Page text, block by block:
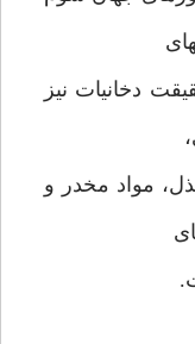
دخانيات نيز
مواد مخدر و